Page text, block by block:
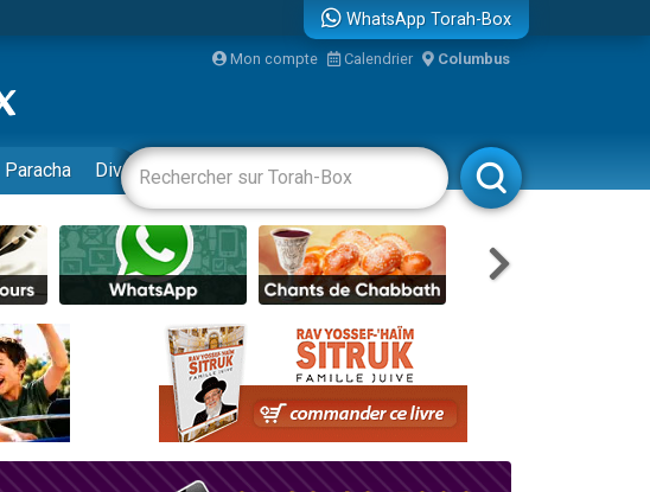
insalubre
WhatsApp Torah-Box
Mon compte Calendrier Columbus
Paracha Divertissements Livres Rabbanim